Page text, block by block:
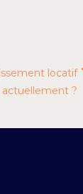
locatif
actuellement ?